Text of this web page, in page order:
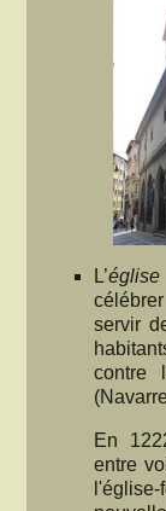
L’
servir
contre
En
entre